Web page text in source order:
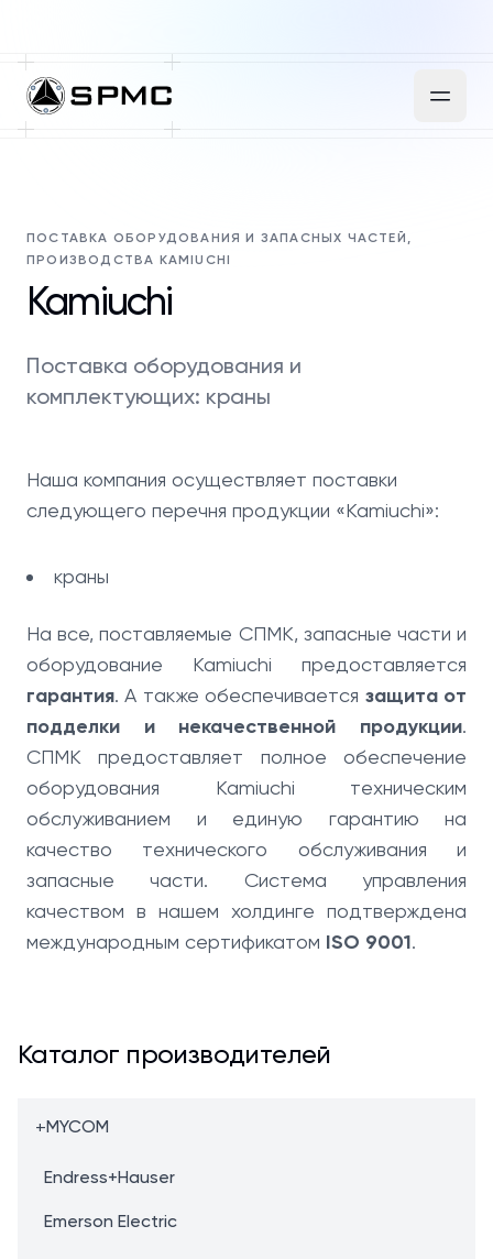
ПОСТАВКА ОБОРУДОВАНИЯ И ЗАПАСНЫХ ЧАСТЕЙ,
ПРОИЗВОДСТВА KAMIUCHI
Kamiuchi
Поставка оборудования и
комплектующих: краны
Наша компания осуществляет поставки
следующего перечня продукции «Kamiuchi»:
краны
На все, поставляемые СПМК, запасные части и
оборудование Kamiuchi предоставляется
гарантия. А также обеспечивается защита от
подделки и некачественной продукции.
СПМК предоставляет полное обеспечение
оборудования Kamiuchi техническим
обслуживанием и единую гарантию на
качество технического обслуживания и
запасные части. Система управления
качеством в нашем холдинге подтверждена
международным сертификатом ISO 9001.
Каталог производителей
+MYCOM
Endress+Hauser
Emerson Electric